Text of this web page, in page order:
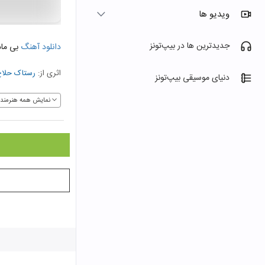
ویدیو ها
جدیدترین ها در بیپ‌تونز
دنیای موسیقی بیپ‌تونز
دانلود آهنگ بی
اثری از: رستاک
نمایش همه